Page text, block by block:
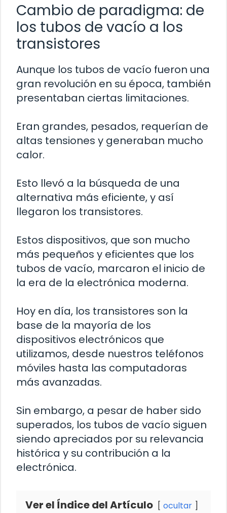
Cambio de paradigma: de
los tubos de vacío a los
transistores
Aunque los tubos de vacío fueron una
gran revolución en su época, también
presentaban ciertas limitaciones.
Eran grandes, pesados, requerían de
altas tensiones y generaban mucho
calor.
Esto llevó a la búsqueda de una
alternativa más eficiente, y así
llegaron los transistores.
Estos dispositivos, que son mucho
más pequeños y eficientes que los
tubos de vacío, marcaron el inicio de
la era de la electrónica moderna.
Hoy en día, los transistores son la
base de la mayoría de los
dispositivos electrónicos que
utilizamos, desde nuestros teléfonos
móviles hasta las computadoras
más avanzadas.
Sin embargo, a pesar de haber sido
superados, los tubos de vacío siguen
siendo apreciados por su relevancia
histórica y su contribución a la
electrónica.
Ver el Índice del Artículo ocultar